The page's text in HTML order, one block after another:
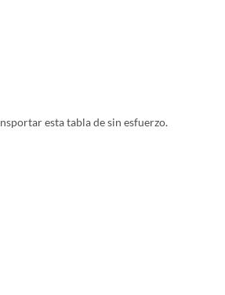
esta tabla de sin esfuerzo.